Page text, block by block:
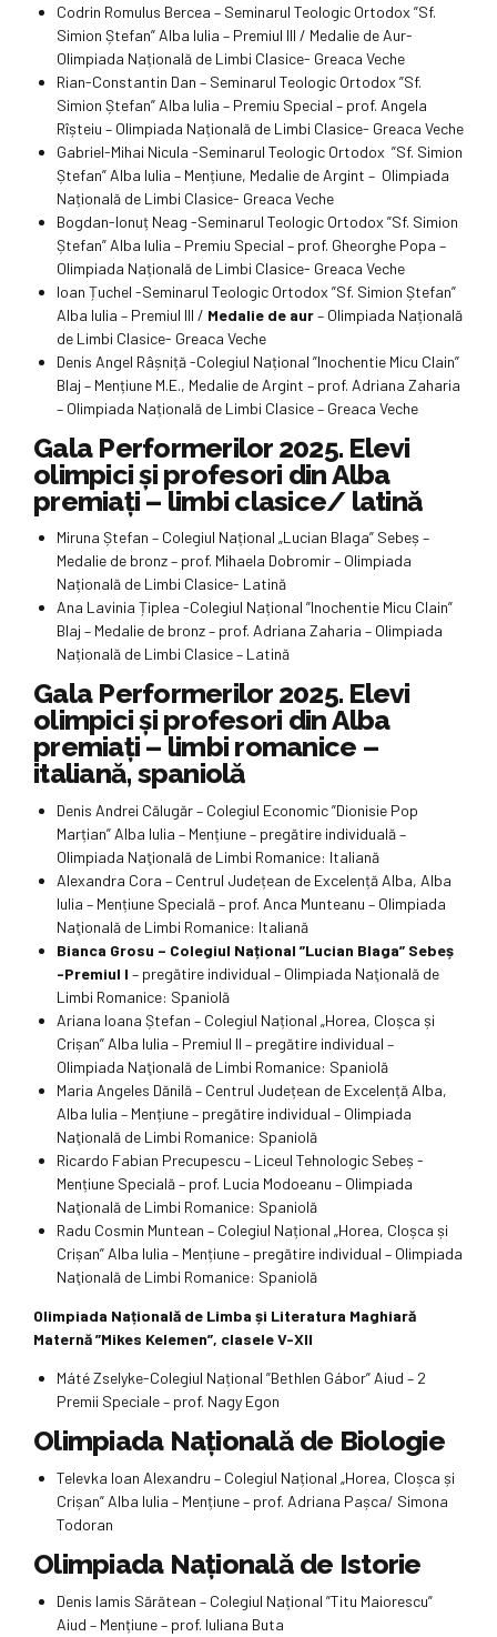
Codrin Romulus Bercea – Seminarul Teologic Ortodox ”Sf.
Simion Ștefan” Alba Iulia – Premiul III / Medalie de Aur-
Olimpiada Națională de Limbi Clasice- Greaca Veche
Rian-Constantin Dan – Seminarul Teologic Ortodox ”Sf.
Simion Ștefan” Alba Iulia – Premiu Special – prof. Angela
Rîșteiu – Olimpiada Națională de Limbi Clasice- Greaca Veche
Gabriel-Mihai Nicula -Seminarul Teologic Ortodox ”Sf. Simion
Ștefan” Alba Iulia – Mențiune, Medalie de Argint – Olimpiada
Națională de Limbi Clasice- Greaca Veche
Bogdan-Ionuț Neag -Seminarul Teologic Ortodox ”Sf. Simion
Ștefan” Alba Iulia – Premiu Special – prof. Gheorghe Popa –
Olimpiada Națională de Limbi Clasice- Greaca Veche
Ioan Țuchel -Seminarul Teologic Ortodox ”Sf. Simion Ștefan”
Alba Iulia – Premiul III / Medalie de aur– Olimpiada Națională
de Limbi Clasice- Greaca Veche
Denis Angel Râșniță -Colegiul Național ”Inochentie Micu Clain”
Blaj – Mențiune M.E., Medalie de Argint – prof. Adriana Zaharia
– Olimpiada Națională de Limbi Clasice – Greaca Veche
Gala Performerilor 2025. Elevi
olimpici și profesori din Alba
premiați – limbi clasice/ latină
Miruna Ștefan – Colegiul Național „Lucian Blaga” Sebeș –
Medalie de bronz – prof. Mihaela Dobromir – Olimpiada
Națională de Limbi Clasice- Latină
Ana Lavinia Țiplea -Colegiul Național ”Inochentie Micu Clain”
Blaj – Medalie de bronz – prof. Adriana Zaharia – Olimpiada
Națională de Limbi Clasice – Latină
Gala Performerilor 2025. Elevi
olimpici și profesori din Alba
premiați – limbi romanice –
italiană, spaniolă
Denis Andrei Călugăr – Colegiul Economic ”Dionisie Pop
Marțian” Alba Iulia – Mențiune – pregătire individuală –
Olimpiada Naţională de Limbi Romanice: Italiană
Alexandra Cora – Centrul Județean de Excelență Alba, Alba
Iulia – Mențiune Specială – prof. Anca Munteanu – Olimpiada
Naţională de Limbi Romanice: Italiană
Bianca Grosu – Colegiul Național ”Lucian Blaga” Sebeș
-Premiul I – pregătire individual – Olimpiada Naţională de
Limbi Romanice: Spaniolă
Ariana Ioana Ștefan – Colegiul Național „Horea, Cloșca și
Crișan” Alba Iulia – Premiul II – pregătire individual –
Olimpiada Naţională de Limbi Romanice: Spaniolă
Maria Angeles Dănilă – Centrul Județean de Excelență Alba,
Alba Iulia – Mențiune – pregătire individual – Olimpiada
Naţională de Limbi Romanice: Spaniolă
Ricardo Fabian Precupescu – Liceul Tehnologic Sebeș -
Mențiune Specială – prof. Lucia Modoeanu – Olimpiada
Naţională de Limbi Romanice: Spaniolă
Radu Cosmin Muntean – Colegiul Național „Horea, Cloșca și
Crișan” Alba Iulia – Mențiune – pregătire individual – Olimpiada
Naţională de Limbi Romanice: Spaniolă
Olimpiada Națională de Limba și Literatura Maghiară
Maternă ”Mikes Kelemen”, clasele V-XII
Máté Zselyke-Colegiul Național ”Bethlen Gábor” Aiud – 2
Premii Speciale – prof. Nagy Egon
Olimpiada Naţională de Biologie
Televka Ioan Alexandru – Colegiul Național „Horea, Cloșca și
Crișan” Alba Iulia – Mențiune – prof. Adriana Pașca/ Simona
Todoran
Olimpiada Naţională de Istorie
Denis Iamis Sărătean – Colegiul Național ”Titu Maiorescu”
Aiud – Mențiune – prof. Iuliana Buta